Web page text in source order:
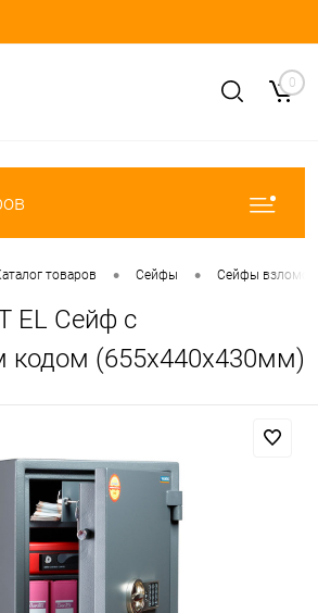
0
товаров • Сейфы • Сейфы
EL Сейф с
кодом (655x440x430мм)